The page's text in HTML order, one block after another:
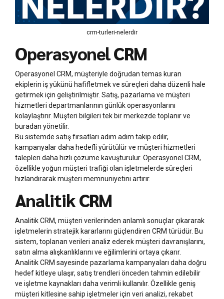
crm-turleri-nelerdir
Operasyonel CRM
Operasyonel CRM, müşteriyle doğrudan temas kuran
ekiplerin iş yükünü hafifletmek ve süreçleri daha düzenli hale
getirmek için geliştirilmiştir. Satış, pazarlama ve müşteri
hizmetleri departmanlarının günlük operasyonlarını
kolaylaştırır. Müşteri bilgileri tek bir merkezde toplanır ve
buradan yönetilir.
Bu sistemde satış fırsatları adım adım takip edilir,
kampanyalar daha hedefli yürütülür ve müşteri hizmetleri
talepleri daha hızlı çözüme kavuşturulur. Operasyonel CRM,
özellikle yoğun müşteri trafiği olan işletmelerde süreçleri
hızlandırarak müşteri memnuniyetini artırır.
Analitik CRM
Analitik CRM, müşteri verilerinden anlamlı sonuçlar çıkararak
işletmelerin stratejik kararlarını güçlendiren CRM türüdür. Bu
sistem, toplanan verileri analiz ederek müşteri davranışlarını,
satın alma alışkanlıklarını ve eğilimlerini ortaya çıkarır.
Analitik CRM sayesinde pazarlama kampanyaları daha doğru
hedef kitleye ulaşır, satış trendleri önceden tahmin edilebilir
ve işletme kaynakları daha verimli kullanılır. Özellikle geniş
müşteri kitlesine sahip işletmeler için veri analizi, rekabet